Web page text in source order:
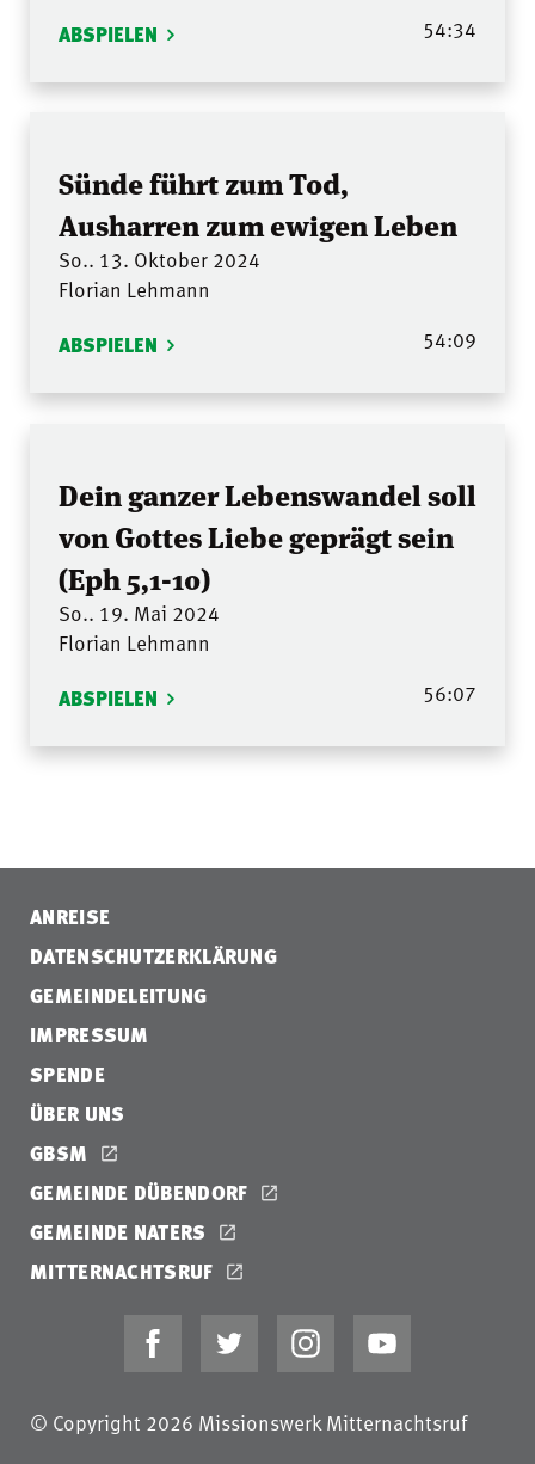
ABSPIELEN 54:34
Sünde führt zum Tod,
Ausharren zum ewigen Leben
So.. 13. Oktober 2024
Florian Lehmann
ABSPIELEN 54:09
Dein ganzer Lebenswandel soll
von Gottes Liebe geprägt sein
(Eph 5,1-10)
So.. 19. Mai 2024
Florian Lehmann
ABSPIELEN 56:07
ANREISE
DATENSCHUTZERKLÄRUNG
GEMEINDELEITUNG
IMPRESSUM
SPENDE
ÜBER UNS
GBSM
GEMEINDE DÜBENDORF
GEMEINDE NATERS
MITTERNACHTSRUF
© Copyright 2026 Missionswerk Mitternachtsruf